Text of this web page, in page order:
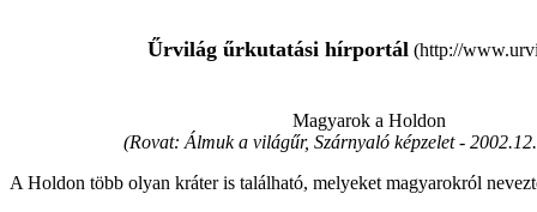
Űrvilág űrkutatási hírportál (http://
Magyarok a Holdon
(Rovat: Álmuk a világűr, Szárnyaló képzelet -
A Holdon több olyan kráter is található, melyeket magyarokról